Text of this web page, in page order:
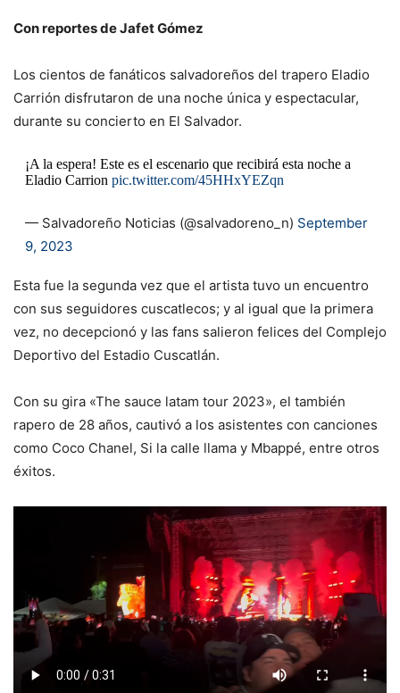
Con reportes de Jafet Gómez
Los cientos de fanáticos salvadoreños del trapero Eladio
Carrión disfrutaron de una noche única y espectacular,
durante su concierto en El Salvador.
¡A la espera! Este es el escenario que recibirá esta noche a
Eladio Carrion pic.twitter.com/45HHxYEZqn
— Salvadoreño Noticias (@salvadoreno_n) September
9, 2023
Esta fue la segunda vez que el artista tuvo un encuentro
con sus seguidores cuscatlecos; y al igual que la primera
vez, no decepcionó y las fans salieron felices del Complejo
Deportivo del Estadio Cuscatlán.
Con su gira «The sauce latam tour 2023», el también
rapero de 28 años, cautivó a los asistentes con canciones
como Coco Chanel, Si la calle llama y Mbappé, entre otros
éxitos.